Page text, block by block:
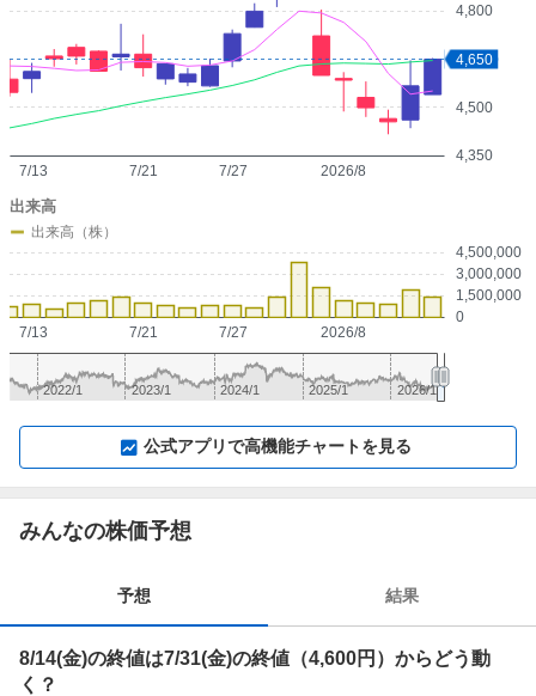
4,350
4,500
4,650
4,800
2026/8
7/13 7/21 7/27
4,650
0
1,500,000
3,000,000
4,500,000
2026/8
7/13 7/21 7/27
出来高
出来高（株）
2023/1 2025/1
2022/1 2024/1 2026/1
公式アプリで高機能チャートを見る
みんなの株価予想
予想 結果
8/14(金)の終値は7/31(金)の終値（4,600円）からどう動
く？